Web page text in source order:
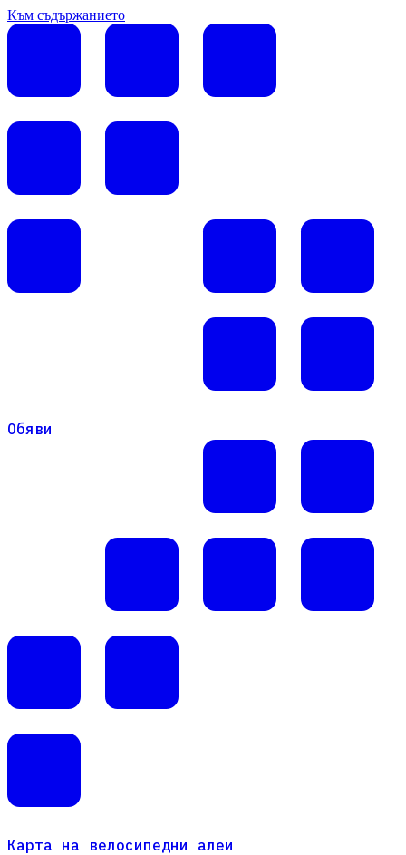
Към съдържанието
Обяви
Карта на велосипедни алеи